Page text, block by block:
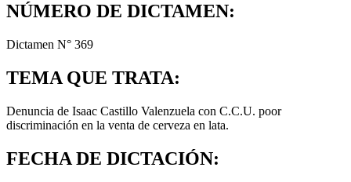
NÚMERO DE DICTAMEN:
Dictamen N° 369
TEMA QUE TRATA:
Denuncia de Isaac Castillo Valenzuela con C.C.U. poor
discriminación en la venta de cerveza en lata.
FECHA DE DICTACIÓN: